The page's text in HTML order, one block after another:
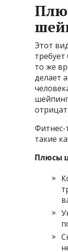
Этот
то же
делает
Фитнес-
такие
Плюсы